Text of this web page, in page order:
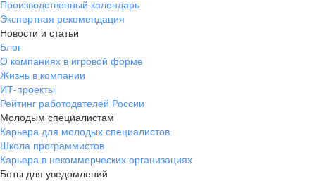
Производственный календарь
Экспертная рекомендация
Новости и статьи
Блог
О компаниях в игровой форме
Жизнь в компании
ИТ-проекты
Рейтинг работодателей России
Молодым специалистам
Карьера для молодых специалистов
Школа программистов
Карьера в некоммерческих организациях
Боты для уведомлений